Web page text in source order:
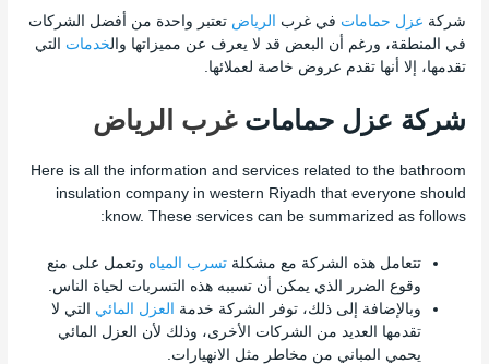
شركة عزل حمامات في غرب الرياض تعتبر واحدة من أفضل الشركات
في المنطقة، ورغم أن البعض قد لا يعرف عن مميزاتها والخدمات التي
تقدمها، إلا أنها تقدم عروض خاصة لعملائها.
شركة عزل حمامات غرب الرياض
Here is all the information and services related to the bathroom
insulation company in western Riyadh that everyone should
know. These services can be summarized as follows:
تتعامل هذه الشركة مع مشكلةتسرب المياه وتعمل على منع
وقوع الضرر الذي يمكن أن تسببه هذه التسربات لحياة الناس.
وبالإضافة إلى ذلك، توفر الشركة خدمة
العزل المائي التي لا
تقدمها العديد من الشركات الأخرى، وذلك لأن العزل المائي
يحمي المباني من مخاطر مثل الانهيارات.